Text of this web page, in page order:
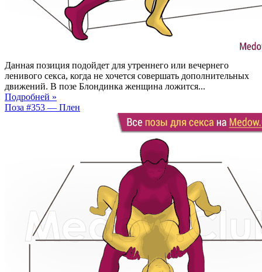
Данная позиция подойдет для утреннего или вечернего
ленивого секса, когда не хочется совершать дополнительных
движений. В позе Блондинка женщина ложится...
Подробней »
Поза #353 — Плен